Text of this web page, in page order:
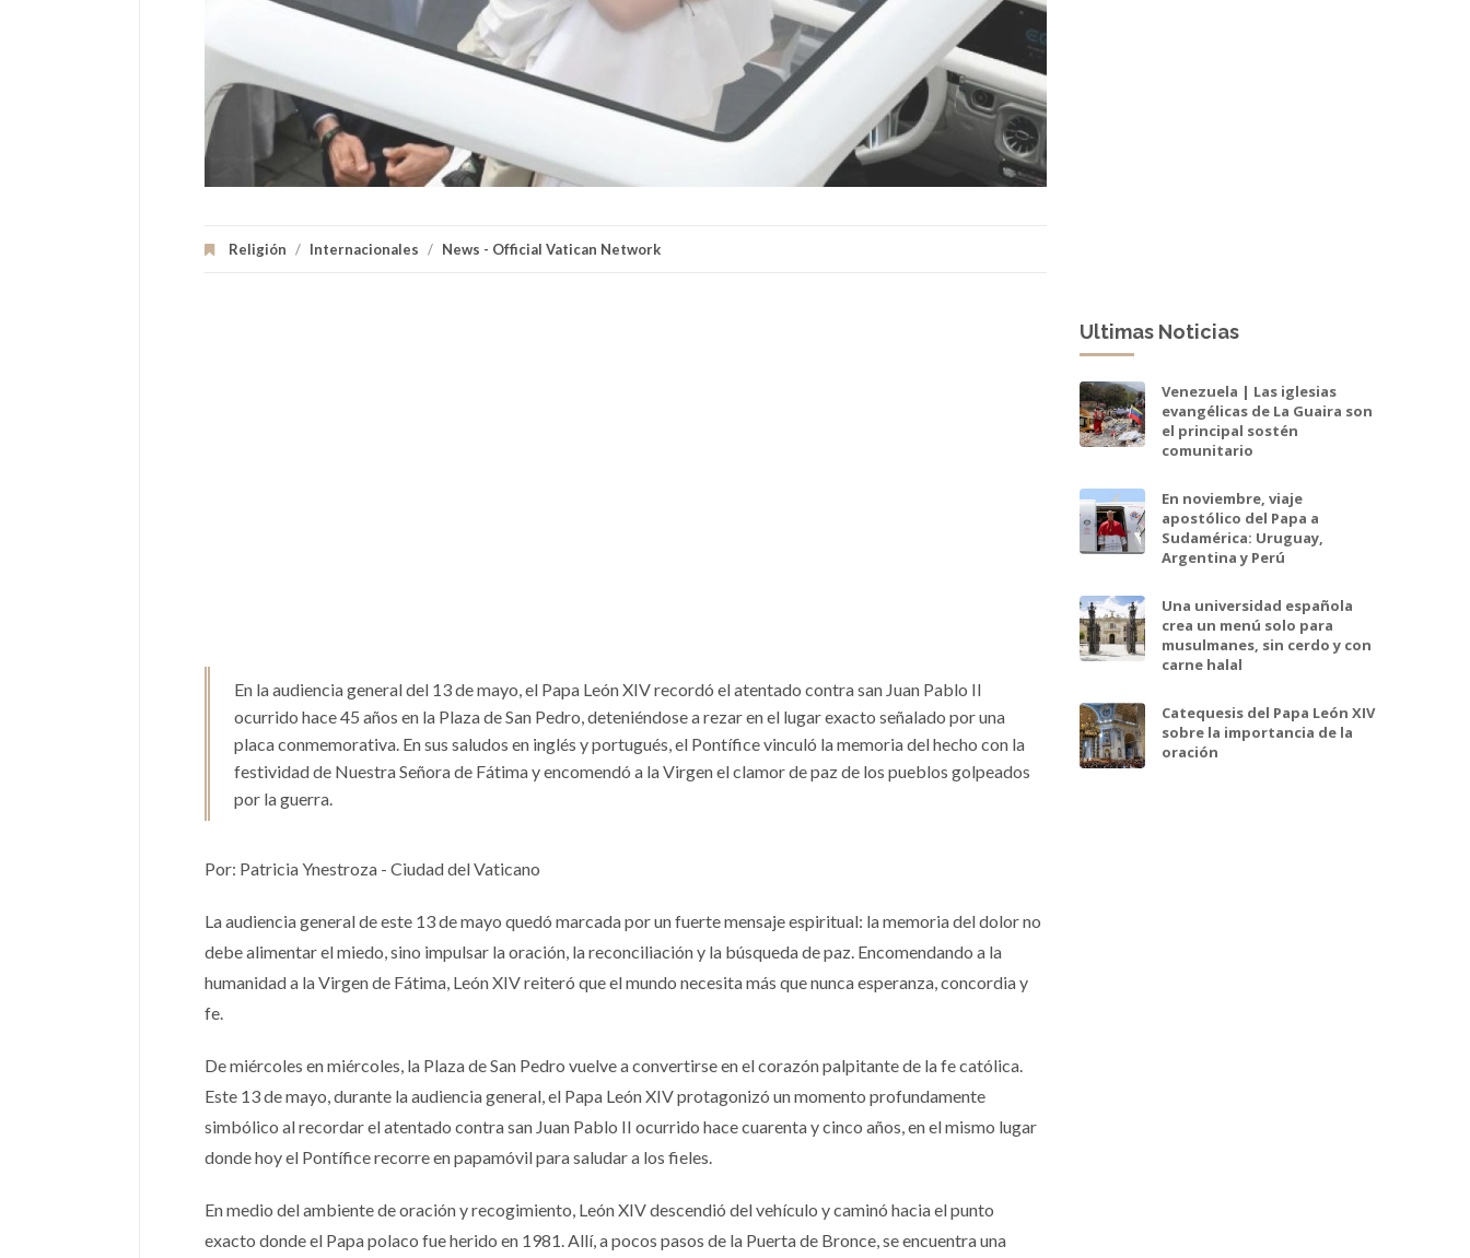
Religión / Internacionales / News - Official Vatican Network
En la audiencia general del 13 de mayo, el Papa León XIV recordó el atentado contra san Juan Pablo II
ocurrido hace 45 años en la Plaza de San Pedro, deteniéndose a rezar en el lugar exacto señalado por una
placa conmemorativa. En sus saludos en inglés y portugués, el Pontífice vinculó la memoria del hecho con la
festividad de Nuestra Señora de Fátima y encomendó a la Virgen el clamor de paz de los pueblos golpeados
por la guerra.
Por: Patricia Ynestroza - Ciudad del Vaticano
La audiencia general de este 13 de mayo quedó marcada por un fuerte mensaje espiritual: la memoria del dolor no
debe alimentar el miedo, sino impulsar la oración, la reconciliación y la búsqueda de paz. Encomendando a la
humanidad a la Virgen de Fátima, León XIV reiteró que el mundo necesita más que nunca esperanza, concordia y
fe.
De miércoles en miércoles, la Plaza de San Pedro vuelve a convertirse en el corazón palpitante de la fe católica.
Este 13 de mayo, durante la audiencia general, el Papa León XIV protagonizó un momento profundamente
simbólico al recordar el atentado contra san Juan Pablo II ocurrido hace cuarenta y cinco años, en el mismo lugar
donde hoy el Pontífice recorre en papamóvil para saludar a los fieles.
En medio del ambiente de oración y recogimiento, León XIV descendió del vehículo y caminó hacia el punto
exacto donde el Papa polaco fue herido en 1981. Allí, a pocos pasos de la Puerta de Bronce, se encuentra una
Ultimas Noticias
Venezuela | Las iglesias
evangélicas de La Guaira son
el principal sostén
comunitario
En noviembre, viaje
apostólico del Papa a
Sudamérica: Uruguay,
Argentina y Perú
Una universidad española
crea un menú solo para
musulmanes, sin cerdo y con
carne halal
Catequesis del Papa León XIV
sobre la importancia de la
oración